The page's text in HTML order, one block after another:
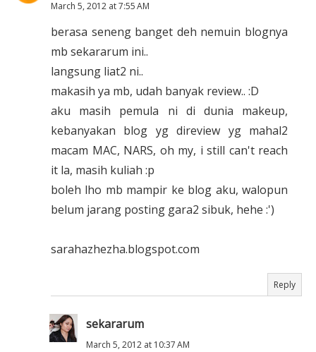
March 5, 2012 at 7:55 AM
berasa seneng banget deh nemuin blognya
mb sekararum ini..
langsung liat2 ni..
makasih ya mb, udah banyak review.. :D
aku masih pemula ni di dunia makeup,
kebanyakan blog yg direview yg mahal2
macam MAC, NARS, oh my, i still can't reach
it la, masih kuliah :p
boleh lho mb mampir ke blog aku, walopun
belum jarang posting gara2 sibuk, hehe :')
sarahazhezha.blogspot.com
Reply
sekararum
March 5, 2012 at 10:37 AM